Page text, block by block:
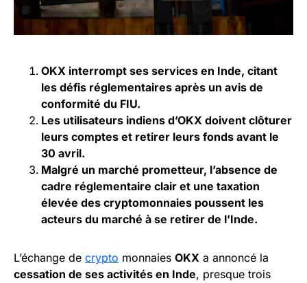
OKX interrompt ses services en Inde, citant
les défis réglementaires après un avis de
conformité du FIU.
Les utilisateurs indiens d’OKX doivent clôturer
leurs comptes et retirer leurs fonds avant le
30 avril.
Malgré un marché prometteur, l’absence de
cadre réglementaire clair et une taxation
élevée des cryptomonnaies poussent les
acteurs du marché à se retirer de l’Inde.
L’échange de crypto monnaies OKX a annoncé la
cessation de ses activités en Inde, presque trois